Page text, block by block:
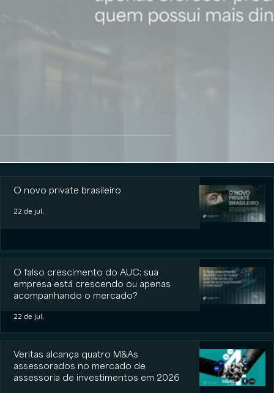
O novo private brasileiro
22 de jul.
O falso crescimento do AUC: sua
empresa está crescendo ou apenas
acompanhando o mercado?
22 de jul.
Veritas alcança quatro M&As
assessorados no mercado de
assessoria de investimentos em 2026